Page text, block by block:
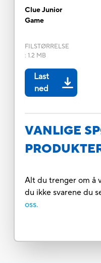
Clue Junior
Game
FILSTØRRELSE
: 1.2 MB
Last
ned
VANLIGE
Alt du trenger om å
du ikke svarene du
oss.